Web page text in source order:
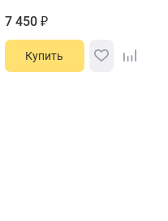
7 450 ₽
Купить